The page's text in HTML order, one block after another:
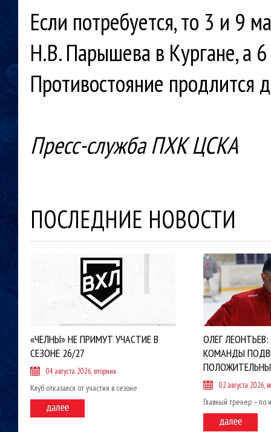
Если потребуется, то 3 и 9
Н.В. Парышева в Кургане, а
Противостояние продлится
Пресс-служба ПХК ЦСКА
ПОСЛЕДНИЕ НОВОСТИ
«ЧЕЛНЫ» НЕ ПРИМУТ УЧАСТИЕ В
СЕЗОНЕ 26/27
04 августа 2026, вторник
Клуб отказался от участия в сезоне
ОЛЕГ
КОМАНДЫ
02 августа 2026,
Главный тренер – по